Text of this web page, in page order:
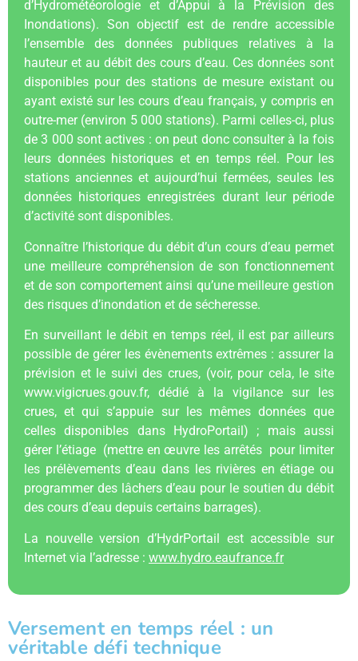
d’Hydrométéorologie et d’Appui à la Prévision des
Inondations). Son objectif est de rendre accessible
l’ensemble des données publiques relatives à la
hauteur et au débit des cours d’eau. Ces données sont
disponibles pour des stations de mesure existant ou
ayant existé sur les cours d’eau français, y compris en
outre-mer (environ 5 000 stations). Parmi celles-ci, plus
de 3 000 sont actives : on peut donc consulter à la fois
leurs données historiques et en temps réel. Pour les
stations anciennes et aujourd’hui fermées, seules les
données historiques enregistrées durant leur période
d’activité sont disponibles.
Connaître l’historique du débit d’un cours d’eau permet
une meilleure compréhension de son fonctionnement
et de son comportement ainsi qu’une meilleure gestion
des risques d’inondation et de sécheresse.
En surveillant le débit en temps réel, il est par ailleurs
possible de gérer les évènements extrêmes : assurer la
prévision et le suivi des crues, (voir, pour cela, le site
www.vigicrues.gouv.fr, dédié à la vigilance sur les
crues, et qui s’appuie sur les mêmes données que
celles disponibles dans HydroPortail) ; mais aussi
gérer l’étiage (mettre en œuvre les arrêtés pour limiter
les prélèvements d’eau dans les rivières en étiage ou
programmer des lâchers d’eau pour le soutien du débit
des cours d’eau depuis certains barrages).
La nouvelle version d’HydrPortail est accessible sur
Internet via l’adresse : www.hydro.eaufrance.fr
Versement en temps réel : un
véritable défi technique